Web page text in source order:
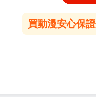
買動漫安心保證